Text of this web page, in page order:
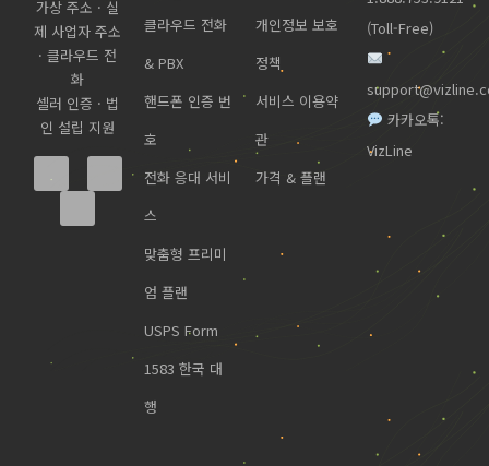
가상 주소 · 실
제 사업자 주소
· 클라우드 전
화
셀러 인증 · 법
인 설립 지원
클라우드 전화
& PBX
핸드폰 인증 번
호
전화 응대 서비
스
맞춤형 프리미
엄 플랜
USPS Form
1583 한국 대
행
개인정보 보호
정책
서비스 이용약
관
가격 & 플랜
(Toll-Free)
카카오톡:
VizLine